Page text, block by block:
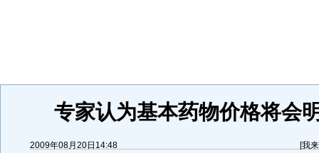
专家认为基本药物价格将会
2009年08月20日14:48 [我